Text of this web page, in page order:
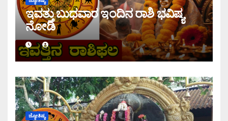
ಇವತ್ತು ಬುಧವಾರ ಇಂದಿನ ರಾಶಿ ಭವಿಷ್ಯ
ನೋಡಿ
ಜ್ಯೋತಿಷ್ಯ